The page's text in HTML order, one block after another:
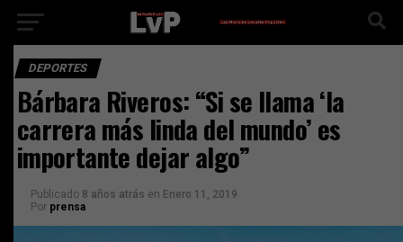
DEPORTES
Bárbara Riveros: “Si se llama ‘la
carrera más linda del mundo’ es
importante dejar algo”
Publicado 8 años atrás en Enero 11, 2019
Por prensa